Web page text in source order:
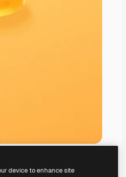
device to enhance site